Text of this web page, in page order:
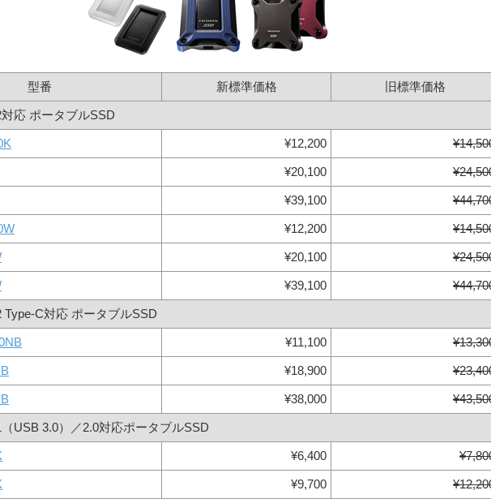
型番 新標準価格 旧標準価格
応 ポータブルSSD
¥12,200
¥20,100
¥39,100
¥12,200
¥20,100
¥39,100
Type-C対応 ポータブルSSD
¥11,100
¥18,900
¥38,000
USB 3.0）／2.0対応ポータブルSSD
¥6,400
¥9,700